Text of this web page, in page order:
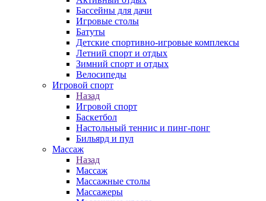
Бассейны для дачи
Игровые столы
Батуты
Детские спортивно-игровые комплексы
Летний спорт и отдых
Зимний спорт и отдых
Велосипеды
Игровой спорт
Назад
Игровой спорт
Баскетбол
Настольный теннис и пинг-понг
Бильярд и пул
Массаж
Назад
Массаж
Массажные столы
Массажеры